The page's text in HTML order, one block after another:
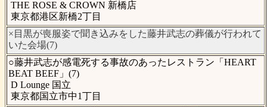
THE ROSE & CROWN 新橋店
東京都港区新橋2丁目
×目黒が喪服姿で聞き込みをした藤井武志の葬儀が行われて
いた会場(7)
○藤井武志が感電死する事故のあったレストラン「HEART
BEAT BEEF」(7)
D Lounge 国立
東京都国立市中1丁目